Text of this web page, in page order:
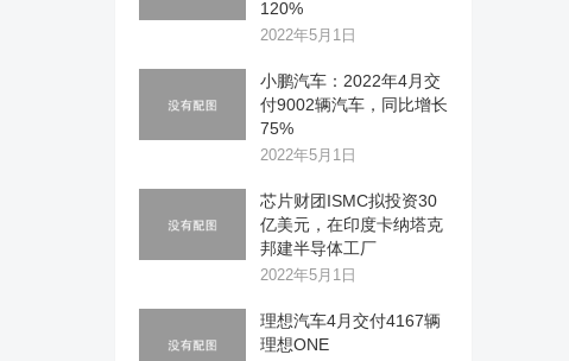
120%
2022年5月1日
小鹏汽车：2022年4月交
付9002辆汽车，同比增长
75%
2022年5月1日
芯片财团ISMC拟投资30
亿美元，在印度卡纳塔克
邦建半导体工厂
2022年5月1日
理想汽车4月交付4167辆
理想ONE